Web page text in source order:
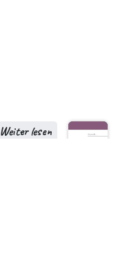
Weiter lesen